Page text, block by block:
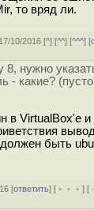
то вряд ли.
10/2016 [^] [^^] [^^^] [
нужно
- какие?
в VirtualBox'е
быть
[ответить] [ ﹢﹢﹢] [